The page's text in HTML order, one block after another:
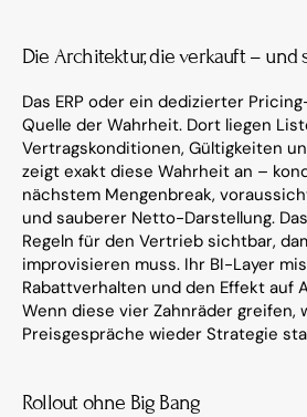
Die Architektur, die verkauft – und
Das ERP oder ein dedizierter
Quelle der Wahrheit. Dort liegen
Vertragskonditionen, Gültigkeiten
zeigt exakt diese Wahrheit an –
nächstem Mengenbreak,
und sauberer Netto-Darstellung.
Regeln für den Vertrieb sichtbar,
improvisieren muss. Ihr BI-Layer
Rabattverhalten und den Effekt auf
Wenn diese vier Zahnräder greifen,
Preisgespräche wieder Strategie
Rollout ohne Big Bang